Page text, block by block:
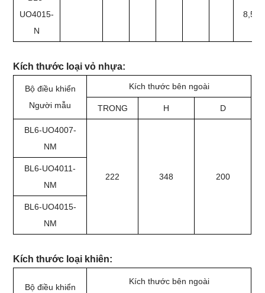
UO4015-
N
8,5
Kích thước loại vỏ nhựa:
Bộ điều khiển
Người mẫu
Kích thước bên ngoài
TRONG H D
BL6-UO4007-
NM
222 348 200
BL6-UO4011-
NM
BL6-UO4015-
NM
Kích thước loại khiên:
Bộ điều khiển
Kích thước bên ngoài